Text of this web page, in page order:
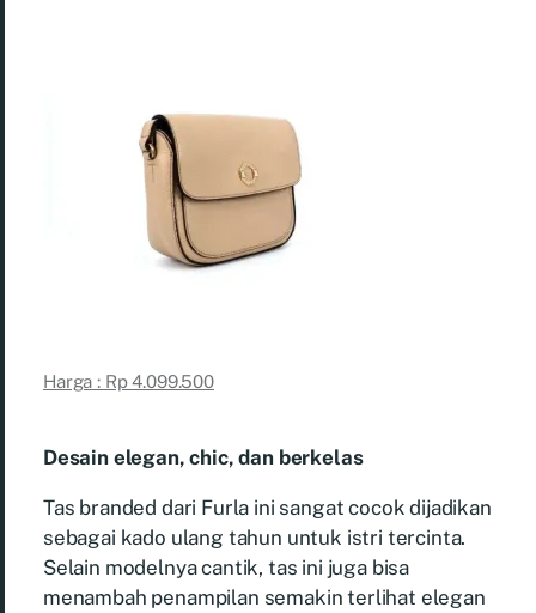
Harga : Rp 4.099.500
Desain elegan, chic, dan berkelas
Tas branded dari Furla ini sangat cocok dijadikan
sebagai kado ulang tahun untuk istri tercinta.
Selain modelnya cantik, tas ini juga bisa
menambah penampilan semakin terlihat elegan